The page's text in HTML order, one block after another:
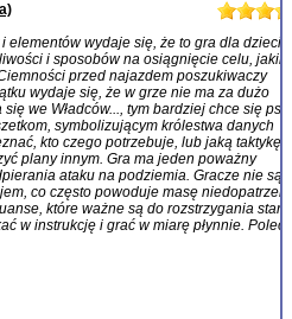
elementów wydaje się, że to gra dla dzieci.
i sposobów na osiągnięcie celu,
przed najazdem poszukiwaczy
wydaje się, że w grze nie ma za dużo
we Władców..., tym bardziej chce się
symbolizującym królestwa danych
kto czego potrzebuje, lub jaką taktykę
plany innym. Gra ma jeden poważny
ataku na podziemia. Gracze nie są
co często powoduje masę niedopatrzeń
które ważne są do rozstrzygania starć.
w instrukcję i grać w miarę płynnie.